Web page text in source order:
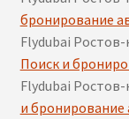
бронирование
Flydubai
Поиск и
Flydubai
и бронирование